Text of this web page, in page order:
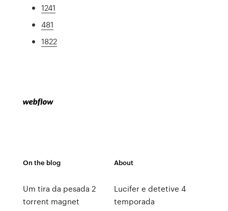
1241
481
1822
On the blog
Um tira da pesada 2
torrent magnet
About
Lucifer e detetive 4
temporada